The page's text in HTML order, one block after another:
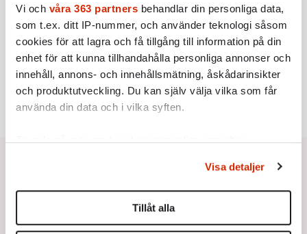
Vi och våra 363 partners behandlar din personliga data,
som t.ex. ditt IP-nummer, och använder teknologi såsom
cookies för att lagra och få tillgång till information på din
enhet för att kunna tillhandahålla personliga annonser och
innehåll, annons- och innehållsmätning, åskådarinsikter
och produktutveckling. Du kan själv välja vilka som får
använda din data och i vilka syften.
Ta reda på mer om hur dina personliga uppgifter
Du kan ändra eller dra tillbaka ditt samtycke när som
helst från cookie-förklaringen.
Vi använder enhetsidentifierare för att anpassa innehållet
Visa detaljer
Tillåt alla
4.Nina Lekander:På ”Kommunisthögskolan” drömde
alla om att vara arbetarklass
STICKET
5.Dan Korn: Quisling, quislingar och sten i glashus
STICKET
6.Johan Romin:Andersson, hur ska du få ihop det
här?